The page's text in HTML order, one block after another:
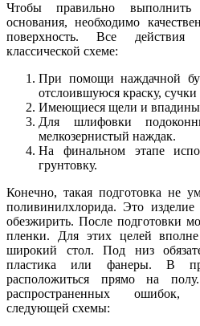
Чтобы правильно выполнить
основания, необходимо
поверхность. Все действия
классической схеме:
При помощи наждачной
отслоившуюся краску,
Имеющиеся щели и впадины
Для шлифовки
мелкозернистый наждак.
На финальном этапе
грунтовку.
Конечно, такая подготовка не
поливинилхлорида. Это изделие
обезжирить. После подготовки
пленки. Для этих целей вполне
широкий стол. Под низ
пластика или фанеры. В
расположиться прямо на
распространенных ошибок,
следующей схемы: